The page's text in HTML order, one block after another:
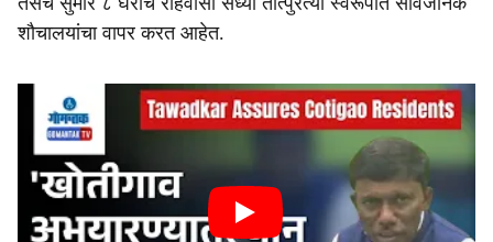
शौचालयांचा वापर करत आहेत.